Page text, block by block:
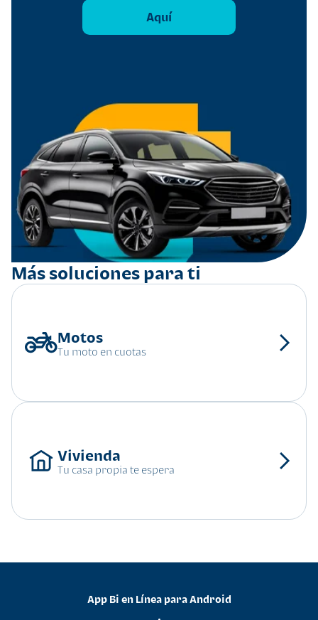
Aquí
Más soluciones para ti
Tu moto en cuotas
Tu casa propia te espera
App Bi en Línea para Android